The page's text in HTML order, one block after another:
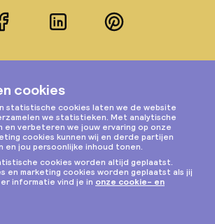
FacebookLinkedInPinterest
Instagram